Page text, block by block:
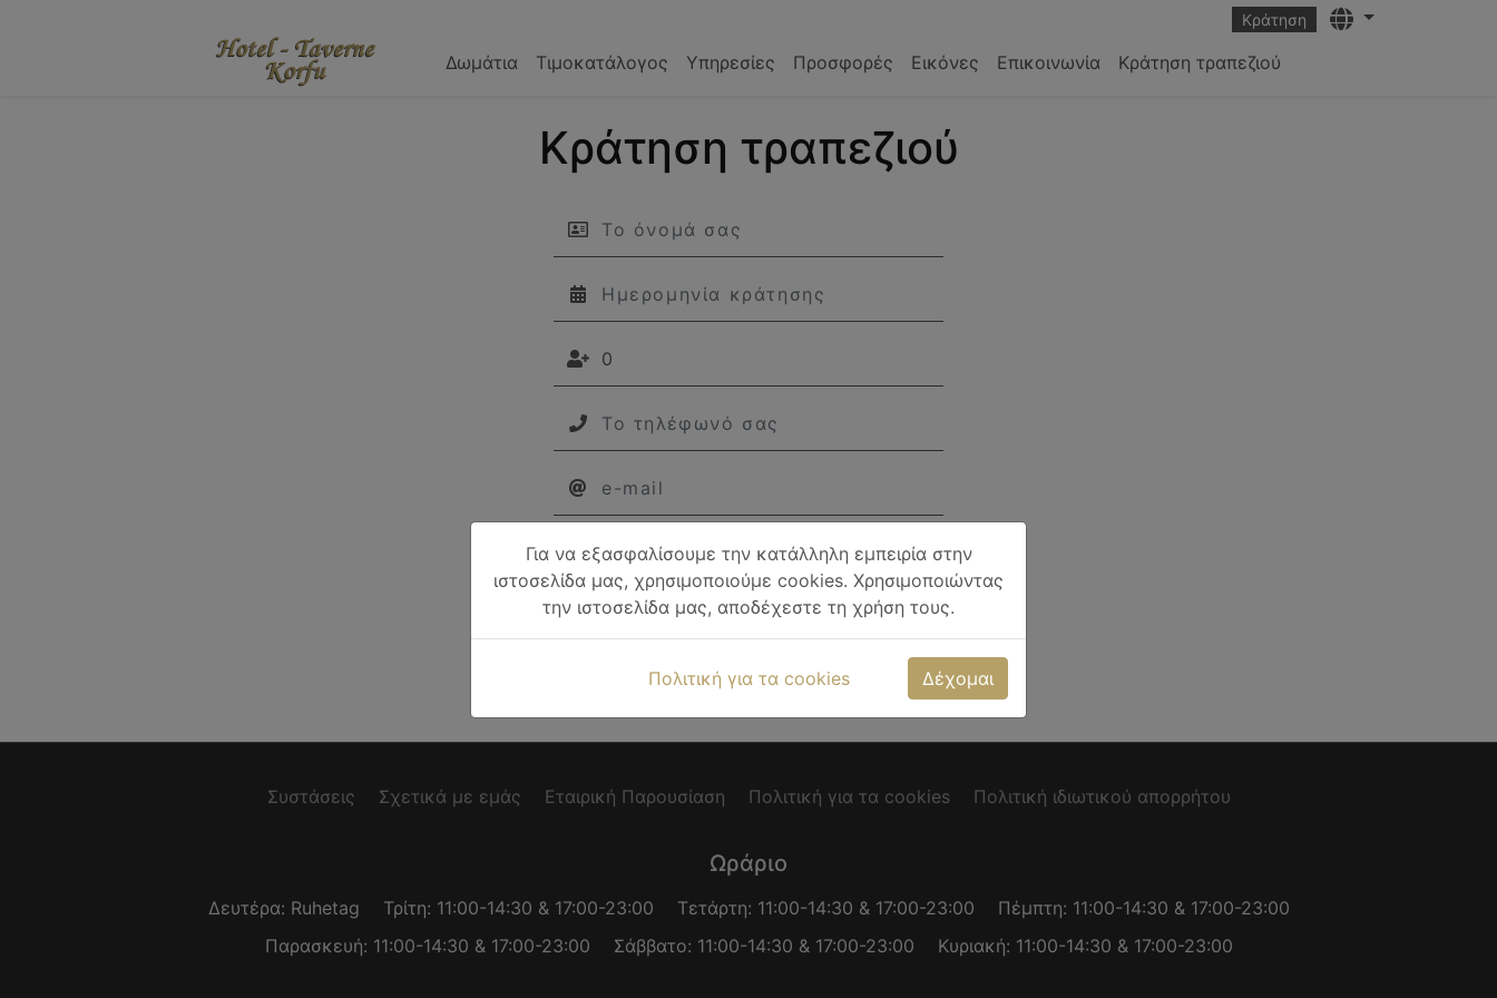
Κράτηση Languages
Δωμάτια Τιμοκατάλογος Υπηρεσίες Προσφορές Εικόνες Επικοινωνία Κράτηση τραπεζιού
Κράτηση τραπεζιού
Συστάσεις Σχετικά με εμάς Εταιρική Παρουσίαση Πολιτική για τα cookies Πολιτική ιδιωτικού απορρήτου
Ωράριο
Δευτέρα: Ruhetag Τρίτη: 11:00-14:30 & 17:00-23:00 Τετάρτη: 11:00-14:30 & 17:00-23:00
Πέμπτη: 11:00-14:30 & 17:00-23:00
Παρασκευή: 11:00-14:30 & 17:00-23:00
Σάββατο: 11:00-14:30 & 17:00-23:00 Κυριακή: 11:00-14:30 & 17:00-23:00
Για να εξασφαλίσουμε την κατάλληλη εμπειρία στην
ιστοσελίδα μας, χρησιμοποιούμε cookies. Χρησιμοποιώντας
την ιστοσελίδα μας, αποδέχεστε τη χρήση τους.
Πολιτική για τα cookies Δέχομαι